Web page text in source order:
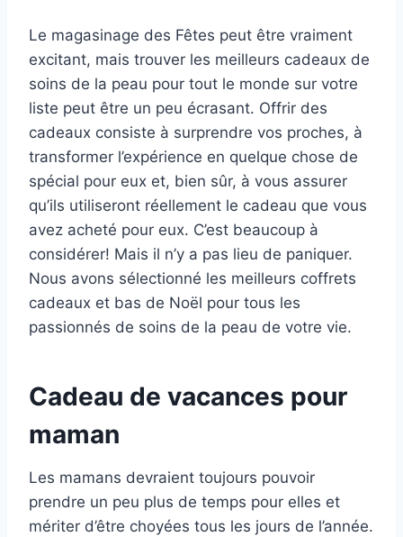
Le magasinage des Fêtes peut être vraiment
excitant, mais trouver les meilleurs cadeaux de
soins de la peau pour tout le monde sur votre
liste peut être un peu écrasant. Offrir des
cadeaux consiste à surprendre vos proches, à
transformer l’expérience en quelque chose de
spécial pour eux et, bien sûr, à vous assurer
qu’ils utiliseront réellement le cadeau que vous
avez acheté pour eux. C’est beaucoup à
considérer! Mais il n’y a pas lieu de paniquer.
Nous avons sélectionné les meilleurs coffrets
cadeaux et bas de Noël pour tous les
passionnés de soins de la peau de votre vie.
Cadeau de vacances pour
maman
Les mamans devraient toujours pouvoir
prendre un peu plus de temps pour elles et
mériter d’être choyées tous les jours de l’année.